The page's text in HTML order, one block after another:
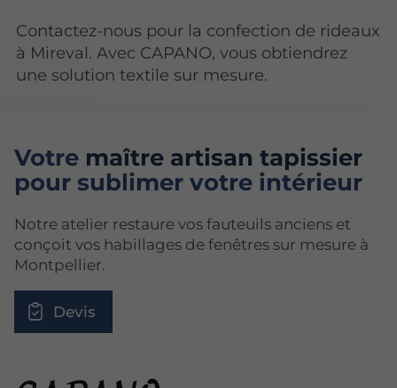
Contactez-nous pour la confection de rideaux
à Mireval. Avec CAPANO, vous obtiendrez
une solution textile sur mesure.
Votre maître artisan tapissier
pour sublimer votre intérieur
Notre atelier restaure vos fauteuils anciens et
conçoit vos habillages de fenêtres sur mesure à
Montpellier.
Devis